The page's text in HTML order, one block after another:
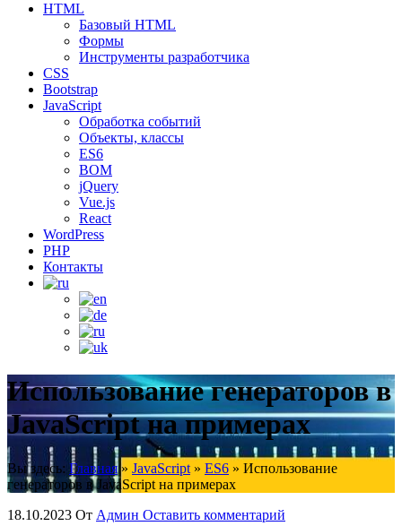
HTML
Базовый HTML
Формы
Инструменты разработчика
CSS
Bootstrap
JavaScript
Обработка событий
Объекты, классы
ES6
BOM
jQuery
Vue.js
React
WordPress
PHP
Контакты
Использование генераторов в
JavaScript на примерах
Вы здесь: Главная» JavaScript » ES6 » Использование
генераторов в JavaScript на примерах
18.10.2023 От Админ Оставить комментарий